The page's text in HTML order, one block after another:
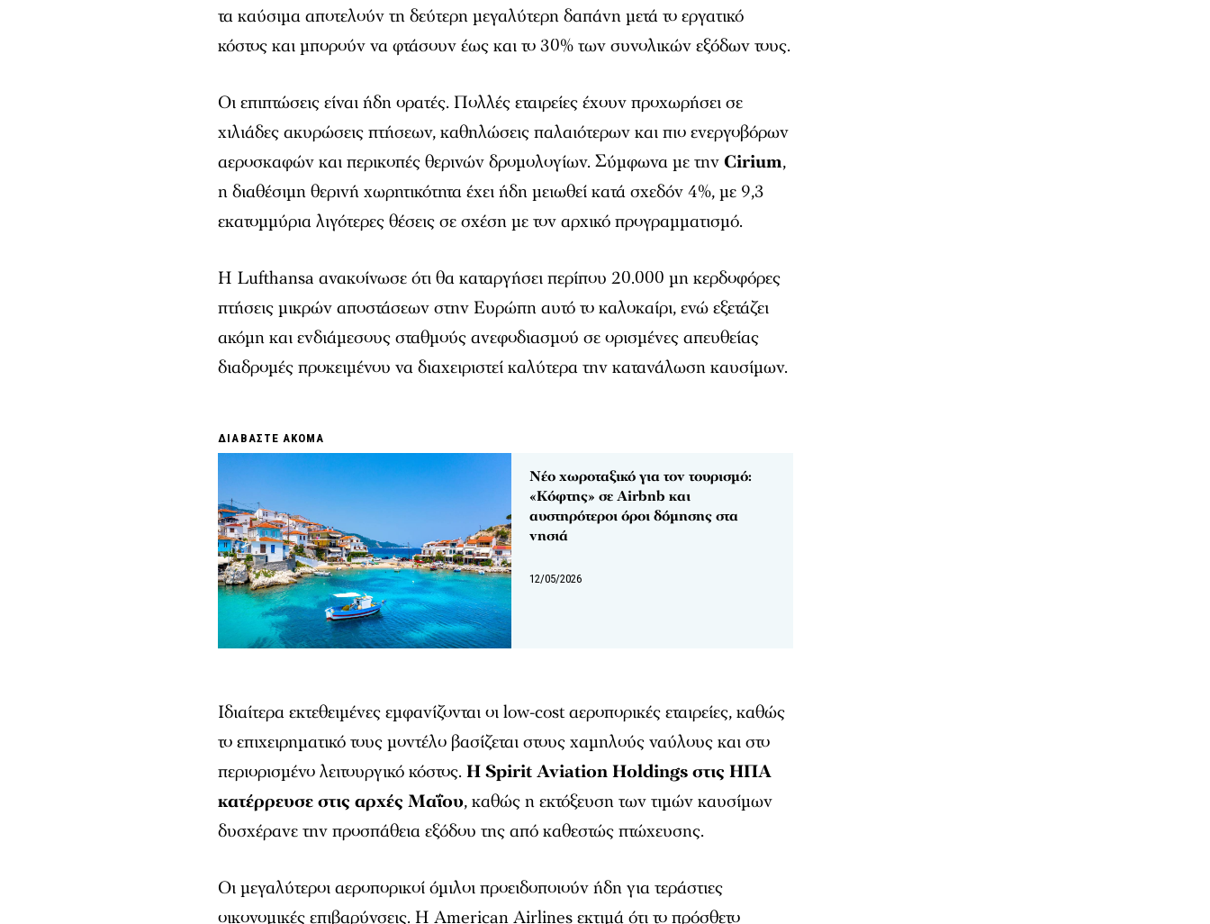
τα καύσιμα αποτελούν τη δεύτερη μεγαλύτερη δαπάνη μετά το εργατικό
κόστος και μπορούν να φτάσουν έως και το 30% των συνολικών εξόδων τους.
Οι επιπτώσεις είναι ήδη ορατές. Πολλές εταιρείες έχουν προχωρήσει σε
χιλιάδες ακυρώσεις πτήσεων, καθηλώσεις παλαιότερων και πιο ενεργοβόρων
αεροσκαφών και περικοπές θερινών δρομολογίων. Σύμφωνα με τηνCirium,
η διαθέσιμη θερινή χωρητικότητα έχει ήδη μειωθεί κατά σχεδόν 4%, με 9,3
εκατομμύρια λιγότερες θέσεις σε σχέση με τον αρχικό προγραμματισμό.
Η Lufthansa ανακοίνωσε ότι θα καταργήσει περίπου 20.000 μη κερδοφόρες
πτήσεις μικρών αποστάσεων στην Ευρώπη αυτό το καλοκαίρι, ενώ εξετάζει
ακόμη και ενδιάμεσους σταθμούς ανεφοδιασμού σε ορισμένες απευθείας
διαδρομές προκειμένου να διαχειριστεί καλύτερα την κατανάλωση καυσίμων.
ΔΙΑΒΑΣΤΕ ΑΚΟΜΑ
Νέο χωροταξικό για τον τουρισμό:
«Κόφτης» σε Airbnb και
αυστηρότεροι όροι δόμησης στα
νησιά
12/05/2026
Ιδιαίτερα εκτεθειμένες εμφανίζονται οι low-cost αεροπορικές εταιρείες, καθώς
το επιχειρηματικό τους μοντέλο βασίζεται στους χαμηλούς ναύλους και στο
περιορισμένο λειτουργικό κόστος. Η Spirit Aviation Holdings στις ΗΠΑ
κατέρρευσε στις αρχές Μαΐου, καθώς η εκτόξευση των τιμών καυσίμων
δυσχέρανε την προσπάθεια εξόδου της από καθεστώς πτώχευσης.
Οι μεγαλύτεροι αεροπορικοί όμιλοι προειδοποιούν ήδη για τεράστιες
οικονομικές επιβαρύνσεις. Η American Airlines εκτιμά ότι το πρόσθετο